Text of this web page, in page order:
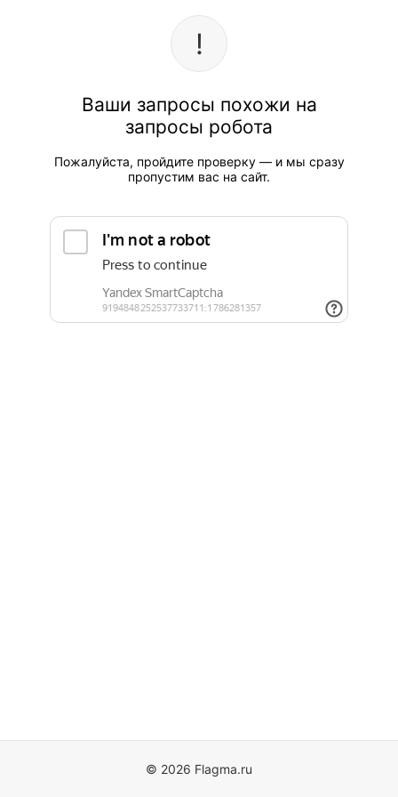
Ваши запросы похожи на
запросы робота
Пожалуйста, пройдите проверку — и мы сразу
пропустим вас на сайт.
© 2026 Flagma.ru